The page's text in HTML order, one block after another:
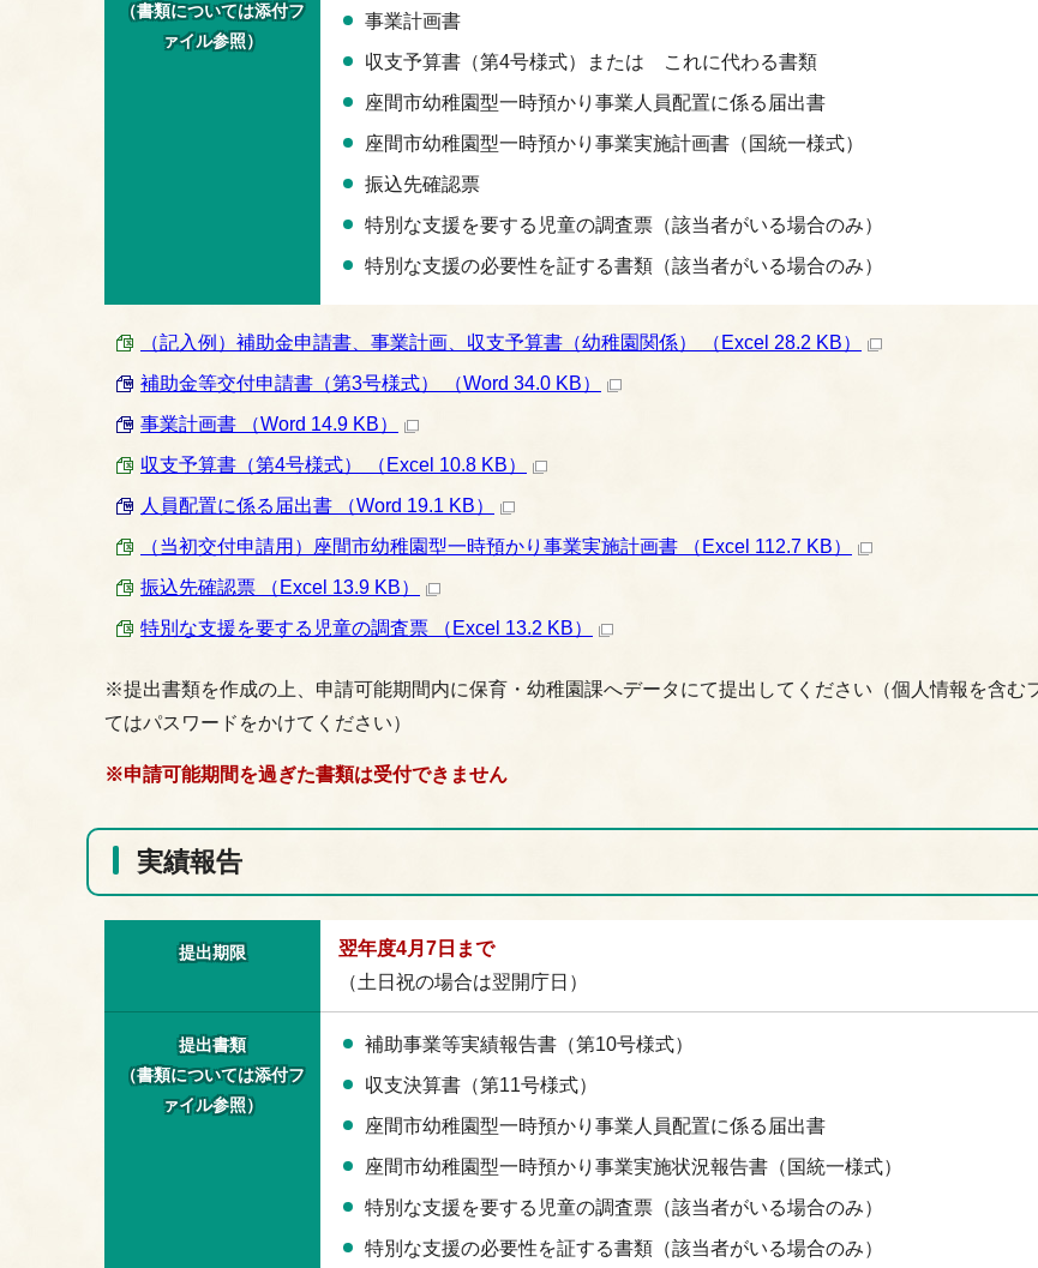
（書類については添付フ
ァイル参照）
事業計画書
収支予算書（第4号様式）または これに代わる書類
座間市幼稚園型一時預かり事業人員配置に係る届出書
座間市幼稚園型一時預かり事業実施計画書（国統一様式）
振込先確認票
特別な支援を要する児童の調査票（該当者がいる場合のみ）
特別な支援の必要性を証する書類（該当者がいる場合のみ）
（記入例）補助金申請書、事業計画、収支予算書（幼稚園関係） （Excel 28.2 KB）
補助金等交付申請書（第3号様式） （Word 34.0 KB）
事業計画書 （Word 14.9 KB）
収支予算書（第4号様式） （Excel 10.8 KB）
人員配置に係る届出書 （Word 19.1 KB）
（当初交付申請用）座間市幼稚園型一時預かり事業実施計画書 （Excel 112.7 KB）
振込先確認票 （Excel 13.9 KB）
特別な支援を要する児童の調査票 （Excel 13.2 KB）
※提出書類を作成の上、申請可能期間内に保育・幼稚園課へデータにて提出してください（個人情報を含む
てはパスワードをかけてください）
※申請可能期間を過ぎた書類は受付できません
実績報告
提出期限
翌年度4月7日まで
（土日祝の場合は翌開庁日）
提出書類
（書類については添付フ
ァイル参照）
補助事業等実績報告書（第10号様式）
収支決算書（第11号様式）
座間市幼稚園型一時預かり事業人員配置に係る届出書
座間市幼稚園型一時預かり事業実施状況報告書（国統一様式）
特別な支援を要する児童の調査票（該当者がいる場合のみ）
特別な支援の必要性を証する書類（該当者がいる場合のみ）